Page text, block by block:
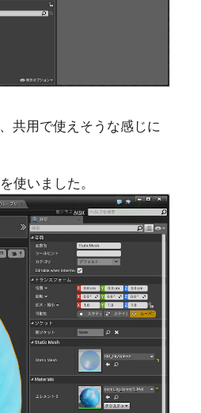
共用で使えそうな感じに
使いました。